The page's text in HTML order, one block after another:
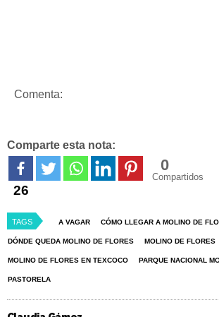
Comenta:
Comparte esta nota:
26
0
Compartidos
TAGS A VAGAR CÓMO LLEGAR A MOLINO DE
DÓNDE QUEDA MOLINO DE FLORES MOLINO DE FLORES
MOLINO DE FLORES EN TEXCOCO PARQUE NACIONAL
PASTORELA